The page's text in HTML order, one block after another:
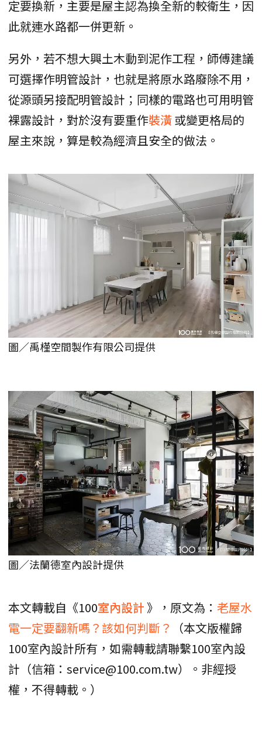
定要換新，主要是屋主認為換全新的較衛生，因
此就連水路都一併更新。
另外，若不想大興土木動到泥作工程，師傅建議
可選擇作明管設計，也就是將原水路廢除不用，
從源頭另接配明管設計；同樣的電路也可用明管
裸露設計，對於沒有要重作裝潢或變更格局的
屋主來說，算是較為經濟且安全的做法。
圖／禹槿空間製作有限公司提供
圖／法蘭德室內設計提供
本文轉載自《100室內設計 》，原文為： 老屋水
電一定要翻新嗎？該如何判斷？
（本文版權歸
100室內設計所有，如需轉載請聯繫100室內設
計（信箱：service@100.com.tw）。非經授
權，不得轉載。）